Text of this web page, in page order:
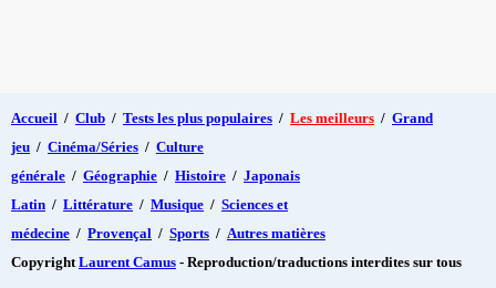
Accueil / Club / Tests les plus populaires / Les meilleurs / Grand
jeu / Cinéma/Séries / Culture
générale / Géographie / Histoire / Japonais
Latin / Littérature / Musique / Sciences et
médecine / Provençal / Sports / Autres matières
Copyright Laurent Camus - Reproduction/traductions interdites sur tous